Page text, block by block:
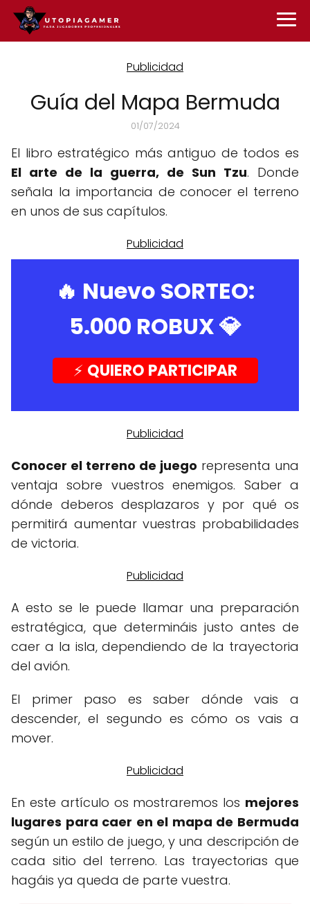
Guía del Mapa Bermuda
01/07/2024
El libro estratégico más antiguo de todos es
El arte de la guerra, de Sun Tzu. Donde
señala la importancia de conocer el terreno
en unos de sus capítulos.
🔥 Nuevo SORTEO:
5.000 ROBUX💎
⚡️ QUIERO PARTICIPAR
Conocer el terreno de juego representa una
ventaja sobre vuestros enemigos. Saber a
dónde deberos desplazaros y por qué os
permitirá aumentar vuestras probabilidades
de victoria.
A esto se le puede llamar una preparación
estratégica, que determináis justo antes de
caer a la isla, dependiendo de la trayectoria
del avión.
El primer paso es saber dónde vais a
descender, el segundo es cómo os vais a
mover.
En este artículo os mostraremos los mejores
lugares para caer en el mapa de Bermuda
según un estilo de juego, y una descripción de
cada sitio del terreno. Las trayectorias que
hagáis ya queda de parte vuestra.